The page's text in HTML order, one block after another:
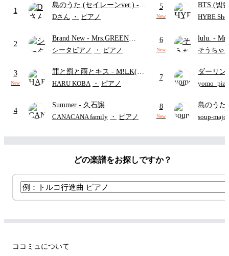
1
島のうた (セイレーンver.) -
セイレーン(CV.鈴木みのり)
ード・ペダル付き/『映画ちい
かわ 人魚の島のひみつ』よ
Dさん ・ ピアノ
2
Brand New - Mrs.GREEN
APPLE
シータピアノ ・ ピアノ
3
New
罪と罰と雨とキス - M!LK(佐
野勇斗&吉田仁人)
HARU KOBA ・ ピアノ
4
Summer - 久石譲
CANACANA family ・ ピアノ
5
New
BTS (방
HYBE
6
New
lulu. -
そうちゃ
7
ダーリン
APPLE (
8
New
島のうた
映画ちい
soup-majo
どの楽譜をお探しですか？
ココミュについて